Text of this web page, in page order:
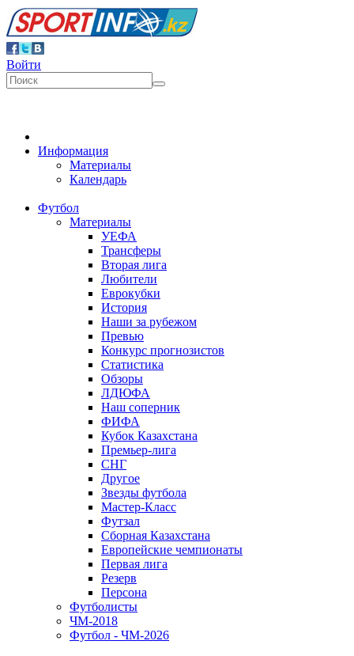
Войти
Информация
Материалы
Календарь
Футбол
Материалы
УЕФА
Трансферы
Вторая лига
Любители
Еврокубки
История
Наши за рубежом
Превью
Конкурс прогнозистов
Статистика
Обзоры
ЛДЮФА
Наш соперник
ФИФА
Кубок Казахстана
Премьер-лига
СНГ
Другое
Звезды футбола
Мастер-Класс
Футзал
Сборная Казахстана
Европейские чемпионаты
Первая лига
Резерв
Персона
Футболисты
ЧМ-2018
Футбол - ЧМ-2026